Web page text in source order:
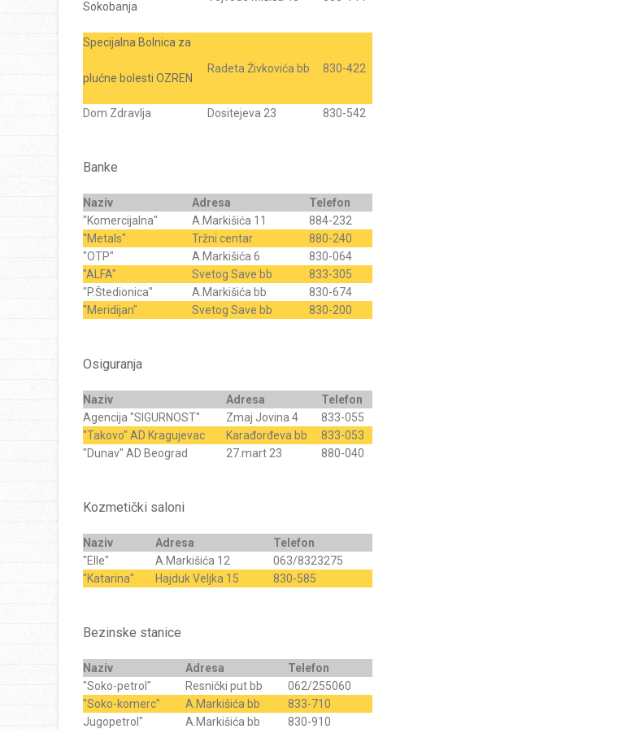
Sokobanja
Specijalna Bolnica za
plućne bolesti OZREN
Radeta Živkovića bb 830-422
Dom Zdravlja Dositejeva 23 830-542
Banke
Naziv Adresa
Telefon
"Komercijalna"
A.Markišića 11
884-232
"Metals"
Tržni centar
880-240
"OTP"
A.Markišića 6
830-064
"ALFA"
Svetog Save bb
833-305
"P.Štedionica"
A.Markišića bb
830-674
"Meridijan"
Svetog Save bb 830-200
Osiguranja
Naziv Adresa
Telefon
Agencija "SIGURNOST"
Zmaj Jovina 4
833-055
"Takovo" AD Kragujevac
Karađorđeva bb
833-053
"Dunav" AD Beograd
27.mart 23 880-040
Kozmetički saloni
Naziv Adresa
Telefon
"Elle"
A.Markišića 12
063/8323275
"Katarina"
Hajduk Veljka 15 830-585
Bezinske stanice
Naziv Adresa
Telefon
"Soko-petrol"
Resnički put bb
062/255060
"Soko-komerc"
A.Markišića bb
833-710
Jugopetrol"
A.Markišića bb 830-910